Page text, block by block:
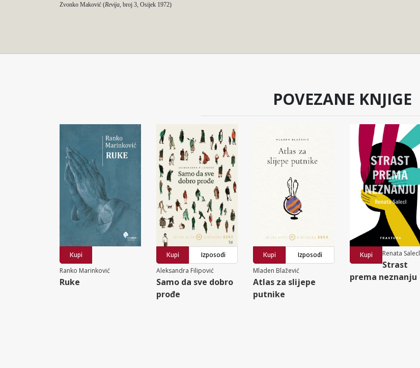
Zvonko Maković (Revija, broj 3, Osijek 1972)
POVEZANE KNJIGE
Kupi
Ranko Marinković
Ruke
Kupi
Izposodi
Aleksandra Filipović
Samo da sve dobro
prođe
Kupi
Izposodi
Mladen Blažević
Atlas za slijepe
putnike
Kupi Renata Salecl
Strast
prema neznanju